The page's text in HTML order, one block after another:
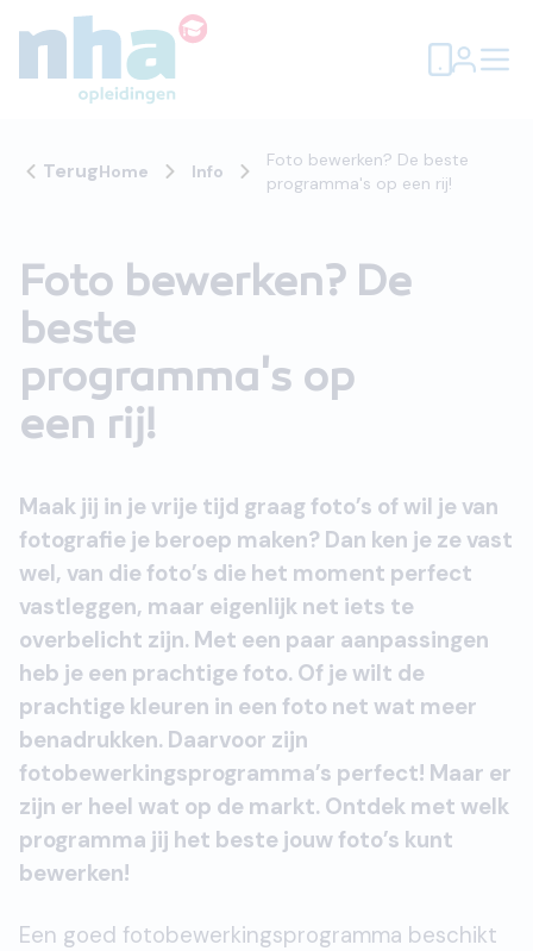
TerugHome Info
Foto bewerken? De beste
programma's op een rij!
Foto bewerken? De
beste
programma's op
een rij!
Maak jij in je vrije tijd graag foto’s of wil je van
fotografie je beroep maken? Dan ken je ze vast
wel, van die foto’s die het moment perfect
vastleggen, maar eigenlijk net iets te
overbelicht zijn. Met een paar aanpassingen
heb je een prachtige foto. Of je wilt de
prachtige kleuren in een foto net wat meer
benadrukken. Daarvoor zijn
fotobewerkingsprogramma’s perfect! Maar er
zijn er heel wat op de markt. Ontdek met welk
programma jij het beste jouw foto’s kunt
bewerken!
Een goed fotobewerkingsprogramma beschikt